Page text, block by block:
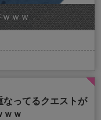
ｗｗ
なってるクエストが
ｗｗ